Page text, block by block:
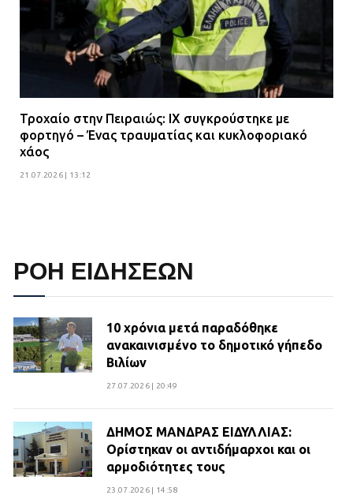
Τροχαίο στην Πειραιώς: ΙΧ συγκρούστηκε με
φορτηγό – Ένας τραυματίας και κυκλοφοριακό
χάος
21.07.2026 | 13:12
ΡΟΗ ΕΙΔΗΣΕΩΝ
10 χρόνια μετά παραδόθηκε
ανακαινισμένο το δημοτικό γήπεδο
Βιλίων
27.07.2026 | 20:49
ΔΗΜΟΣ ΜΑΝΔΡΑΣ ΕΙΔΥΛΛΙΑΣ:
Ορίστηκαν οι αντιδήμαρχοι και οι
αρμοδιότητες τους
23.07.2026 | 14:58